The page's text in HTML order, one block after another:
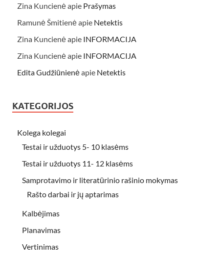
Zina Kuncienėapie Prašymas
Ramunė Šmitienėapie Netektis
Zina Kuncienėapie INFORMACIJA
Zina Kuncienėapie INFORMACIJA
Edita Gudžiūnienėapie Netektis
KATEGORIJOS
Kolega kolegai
Testai ir užduotys 5- 10 klasėms
Testai ir užduotys 11- 12 klasėms
Samprotavimo ir literatūrinio rašinio mokymas
Rašto darbai ir jų aptarimas
Kalbėjimas
Planavimas
Vertinimas